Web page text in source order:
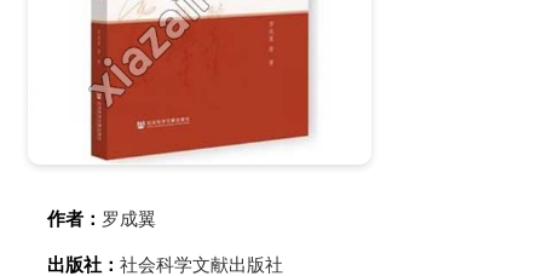
作者： 罗成翼
出版社： 社会科学文献出版社